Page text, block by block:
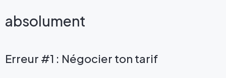
absolument
Erreur #1 : Négocier ton tarif